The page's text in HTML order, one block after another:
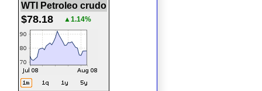
WTI Petroleo crudo
$78.18 ▲1.14%